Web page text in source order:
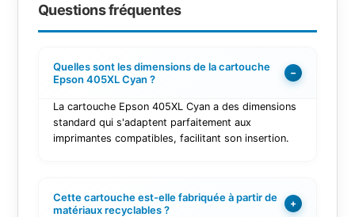
Questions fréquentes
Quelles sont les dimensions de la cartouche
Epson 405XL Cyan ?
−
La cartouche Epson 405XL Cyan a des dimensions
standard qui s'adaptent parfaitement aux
imprimantes compatibles, facilitant son insertion.
Cette cartouche est-elle fabriquée à partir de
matériaux recyclables ?
+